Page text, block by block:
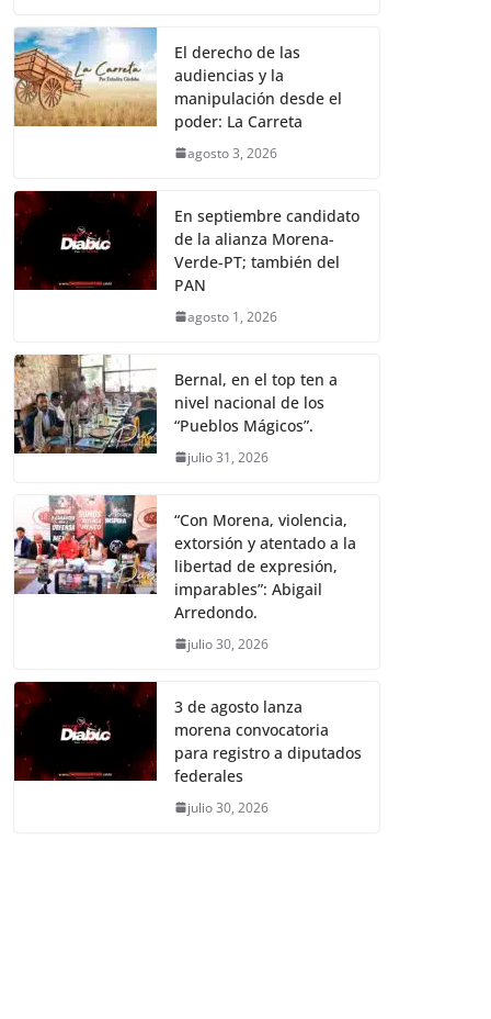
El derecho de las
audiencias y la
manipulación desde el
poder: La Carreta
agosto 3, 2026
En septiembre candidato
de la alianza Morena-
Verde-PT; también del
PAN
agosto 1, 2026
Bernal, en el top ten a
nivel nacional de los
“Pueblos Mágicos”.
julio 31, 2026
“Con Morena, violencia,
extorsión y atentado a la
libertad de expresión,
imparables”: Abigail
Arredondo.
julio 30, 2026
3 de agosto lanza
morena convocatoria
para registro a diputados
federales
julio 30, 2026